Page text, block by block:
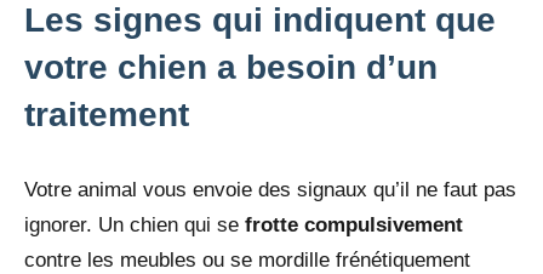
Les signes qui indiquent que
votre chien a besoin d’un
traitement
Votre animal vous envoie des signaux qu’il ne faut pas
ignorer. Un chien qui se frotte compulsivement
contre les meubles ou se mordille frénétiquement